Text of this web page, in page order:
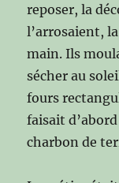
reposer, la
l’arrosaient,
main. Ils
sécher au
fours
faisait
charbon de